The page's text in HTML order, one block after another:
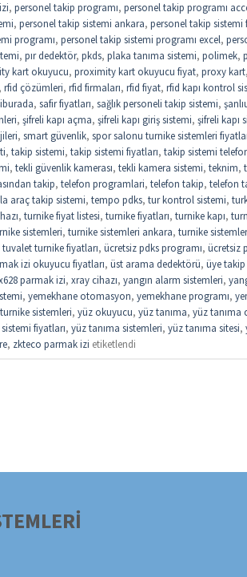
, personel takip programı, personel takip programı
, personel takip sistemi ankara, personel takip sistemi
programı, personel takip sistemi programı excel,
, pır dedektör, pkds, plaka tanıma sistemi, polimek,
kart okuyucu, proximity kart okuyucu fiyat, proxy kart,
, rfid çözümleri, rfid firmaları, rfid fiyat, rfid kapı kontrol
, safir fiyatları, sağlık personeli takip sistemi,
, şifreli kapı açma, şifreli kapı giriş sistemi, şifreli kapı
, smart güvenlik, spor salonu turnike sistemleri
, takip sistemi, takip sistemi fiyatları, takip sistemi
, tekli güvenlik kamerası, tekli kamera sistemi, teknim,
takip, telefon programlari, telefon takip, telefon
araç takip sistemi, tempo pdks, tur kontrol sistemi,
, turnike fiyat listesi, turnike fiyatları, turnike kapı,
sistemleri, turnike sistemleri ankara, turnike
tuvalet turnike fiyatları, ücretsiz pdks programı, ücretsiz
izi okuyucu fiyatları, üst arama dedektörü, üye takip
parmak izi, xray cihazı, yangın alarm sistemleri,
, yemekhane otomasyon, yemekhane programı,
sistemleri, yüz okuyucu, yüz tanıma, yüz tanıma
fiyatları, yüz tanıma sistemleri, yüz tanıma sitesi,
, zkteco parmak izi etiketlendi